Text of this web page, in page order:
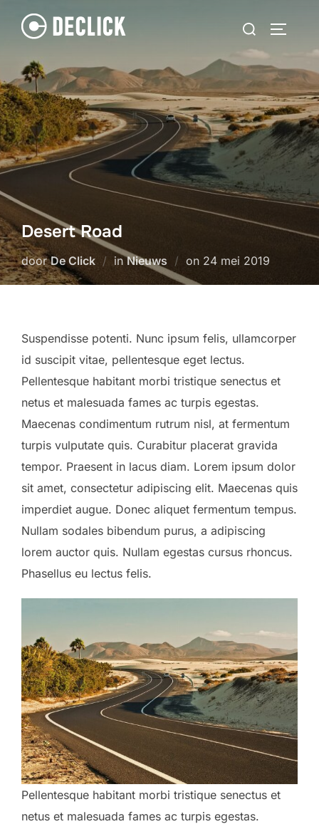
naar
inhoud
Zoek
Desert Road
doorDe Click inNieuws on Geplaatst
24 mei 2019
Suspendisse potenti. Nunc ipsum felis, ullamcorper
id suscipit vitae, pellentesque eget lectus.
Pellentesque habitant morbi tristique senectus et
netus et malesuada fames ac turpis egestas.
Maecenas condimentum rutrum nisl, at fermentum
turpis vulputate quis. Curabitur placerat gravida
tempor. Praesent in lacus diam. Lorem ipsum dolor
sit amet, consectetur adipiscing elit. Maecenas quis
imperdiet augue. Donec aliquet fermentum tempus.
Nullam sodales bibendum purus, a adipiscing
lorem auctor quis. Nullam egestas cursus rhoncus.
Phasellus eu lectus felis.
Pellentesque habitant morbi tristique senectus et
netus et malesuada fames ac turpis egestas.